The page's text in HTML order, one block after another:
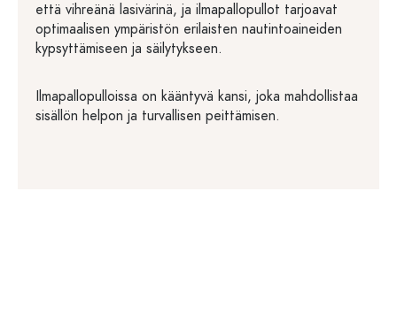
että vihreänä lasivärinä, ja ilmapallopullot tarjoavat
optimaalisen ympäristön erilaisten nautintoaineiden
kypsyttämiseen ja säilytykseen.
Ilmapallopulloissa on kääntyvä kansi, joka mahdollistaa
sisällön helpon ja turvallisen peittämisen.